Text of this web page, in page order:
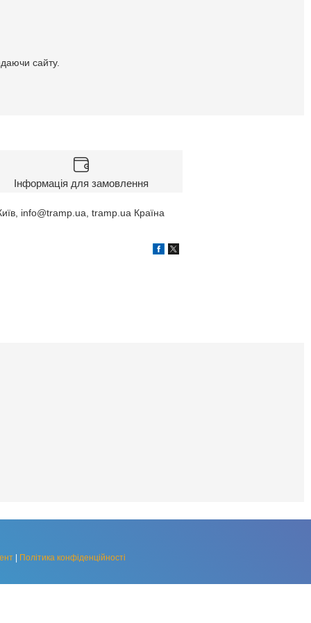
сайту.
Інформація для замовлення
info@tramp.ua, tramp.ua Країна
Політика конфіденційності